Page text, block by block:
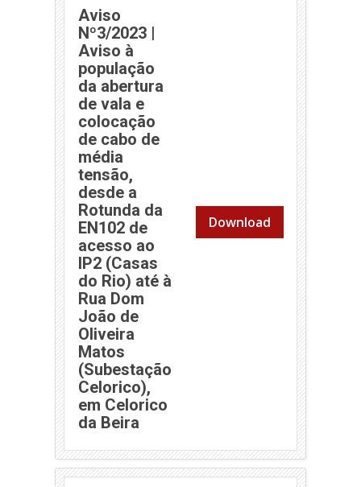
Aviso
Nº3/2023 |
Aviso à
população
da abertura
de vala e
colocação
de cabo de
média
tensão,
desde a
Rotunda da
EN102 de
acesso ao
IP2 (Casas
do Rio) até à
Rua Dom
João de
Oliveira
Matos
(Subestação
Celorico),
em Celorico
da Beira(abre em nova janela)
Download